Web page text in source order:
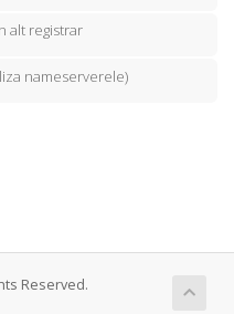
alt registrar
nameserverele)
Reserved.